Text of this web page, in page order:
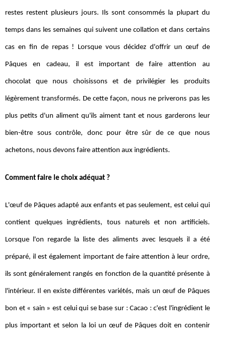
restes restent plusieurs jours. Ils sont consommés la plupart du
temps dans les semaines qui suivent une collation et dans certains
cas en fin de repas ! Lorsque vous décidez d'offrir un œuf de
Pâques en cadeau, il est important de faire attention au
chocolat que nous choisissons et de privilégier les produits
légèrement transformés. De cette façon, nous ne priverons pas les
plus petits d'un aliment qu'ils aiment tant et nous garderons leur
bien-être sous contrôle, donc pour être sûr de ce que nous
achetons, nous devons faire attention aux ingrédients.
Comment faire le choix adéquat ?
L'œuf de Pâques adapté aux enfants et pas seulement, est celui qui
contient quelques ingrédients, tous naturels et non artificiels.
Lorsque l'on regarde la liste des aliments avec lesquels il a été
préparé, il est également important de faire attention à leur ordre,
ils sont généralement rangés en fonction de la quantité présente à
l'intérieur. Il en existe différentes variétés, mais un œuf de Pâques
bon et « sain » est celui qui se base sur : Cacao : c'est l'ingrédient le
plus important et selon la loi un œuf de Pâques doit en contenir